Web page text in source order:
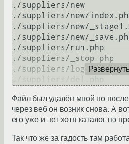
./suppliers/new
./suppliers/new/
./suppliers/new/
./suppliers/new/
./suppliers/run.php
./suppliers/_stop.php
./suppliers/log.php Развернуть
Файл был удалён мной но после
через веб он возник снова. А
его уже и нет хотя каталог по
Так что же за гадость там